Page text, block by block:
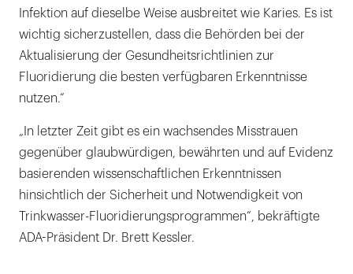
Infektion auf dieselbe Weise ausbreitet wie Karies. Es ist
wichtig sicherzustellen, dass die Behörden bei der
Aktualisierung der Gesundheitsrichtlinien zur
Fluoridierung die besten verfügbaren Erkenntnisse
nutzen.“
„In letzter Zeit gibt es ein wachsendes Misstrauen
gegenüber glaubwürdigen, bewährten und auf Evidenz
basierenden wissenschaftlichen Erkenntnissen
hinsichtlich der Sicherheit und Notwendigkeit von
Trinkwasser-Fluoridierungsprogrammen“, bekräftigte
ADA-Präsident Dr. Brett Kessler.